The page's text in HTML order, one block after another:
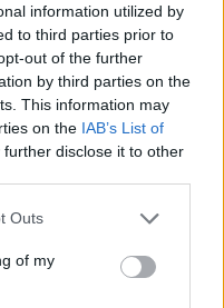
information utilized by
to third parties prior to
out of the further
by third parties on the
This information may
on the IAB’s List of
further disclose it to other
Outs
of my